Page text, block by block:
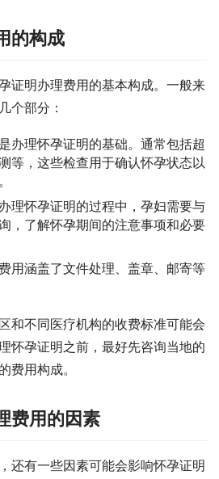
的构成
证明办理费用的基本构成。一般来
个部分：
办理怀孕证明的基础。通常包括超
等，这些检查用于确认怀孕状态以
理怀孕证明的过程中，孕妇需要与
，了解怀孕期间的注意事项和必要
用涵盖了文件处理、盖章、邮寄等
和不同医疗机构的收费标准可能会
怀孕证明之前，最好先咨询当地的
费用构成。
费用的因素
还有一些因素可能会影响怀孕证明